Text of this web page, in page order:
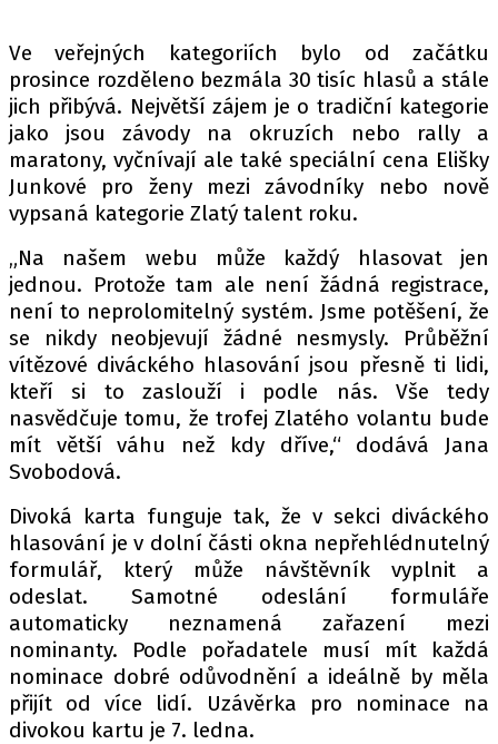
Máte příběh, fotku nebo video?
Pošlete e-mail na autoroad.cz
ETICKÝ KODEX
KONTAKT
INZERCE
OSOBNÍ ÚDAJE / COOKIES
Provozovatelem serveru autoroad.cz je
INCORP MEDIA GROUP s.r.o., IČ: 118 23 054
Ve veřejných kategoriích bylo od začátku
prosince rozděleno bezmála 30 tisíc hlasů a stále
jich přibývá. Největší zájem je o tradiční kategorie
jako jsou závody na okruzích nebo rally a
maratony, vyčnívají ale také speciální cena Elišky
Junkové pro ženy mezi závodníky nebo nově
vypsaná kategorie Zlatý talent roku.
„Na našem webu může každý hlasovat jen
jednou. Protože tam ale není žádná registrace,
není to neprolomitelný systém. Jsme potěšení, že
se nikdy neobjevují žádné nesmysly. Průběžní
vítězové diváckého hlasování jsou přesně ti lidi,
kteří si to zaslouží i podle nás. Vše tedy
nasvědčuje tomu, že trofej Zlatého volantu bude
mít větší váhu než kdy dříve,“ dodává Jana
Svobodová.
Divoká karta funguje tak, že v sekci diváckého
hlasování je v dolní části okna nepřehlédnutelný
formulář, který může návštěvník vyplnit a
odeslat. Samotné odeslání formuláře
automaticky neznamená zařazení mezi
nominanty. Podle pořadatele musí mít každá
nominace dobré odůvodnění a ideálně by měla
přijít od více lidí. Uzávěrka pro nominace na
divokou kartu je 7. ledna.